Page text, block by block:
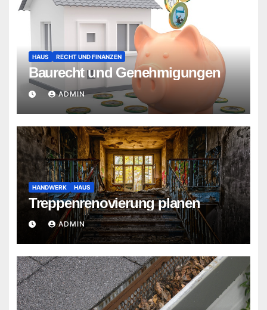
HAUS RECHT UND FINANZEN
Baurecht und Genehmigungen
ADMIN
HANDWERK HAUS
Treppenrenovierung planen
ADMIN